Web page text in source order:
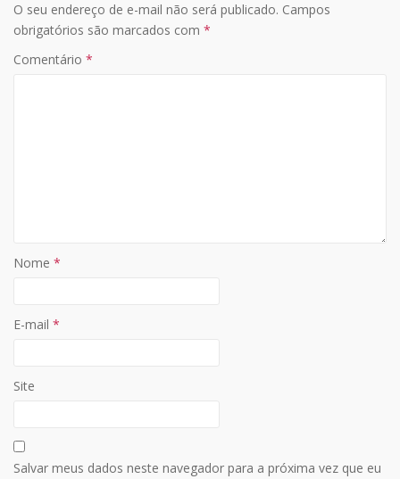
A
p
o Li
O seu endereço de e-mail não será publicado. Campos
obrigatórios são marcados com *
Comentário *
Nome *
E-mail *
Site
Salvar meus dados neste navegador para a próxima vez que eu